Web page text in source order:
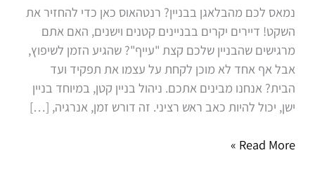
נמאס לכם מהבלאגן בבניין? רנטהאוס כאן כדי להחזיר את
השקט! דיירים יקרים בבניינים קטנים וישנים, האם אתם
מרגישים שהבניין שלכם קצת "עייף"? שהגיע הזמן לשיפוץ,
אבל אף אחד לא מוכן לקחת על עצמו את תפקיד ועד
הבית? אנחנו מבינים אתכם. ניהול בניין קטן, במיוחד בניין
ישן, יכול להיות כאב ראש רציני. זה דורש זמן, אנרגיה, […]
Read More »